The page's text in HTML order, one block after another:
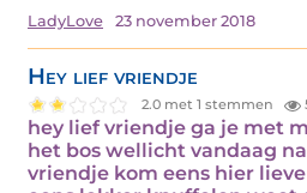
LadyLove 23 november 2018
Hey lief vriendje
2.0 met 1 stemmen
hey lief vriendje ga je met
het bos wellicht vandaag
vriendje kom eens hier